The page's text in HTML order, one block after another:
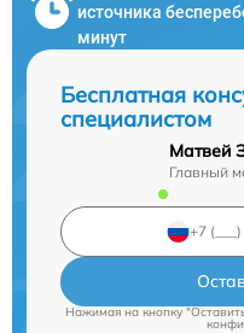
источника
минут
Бесплатная
специалистом
Матвей
Главный
Нажимая на кнопку